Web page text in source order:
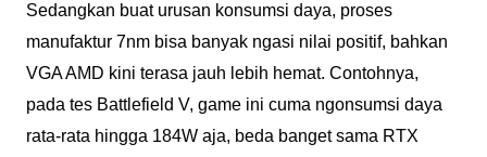
Sedangkan buat urusan konsumsi daya, proses
manufaktur 7nm bisa banyak ngasi nilai positif, bahkan
VGA AMD kini terasa jauh lebih hemat. Contohnya,
pada tes Battlefield V, game ini cuma ngonsumsi daya
rata-rata hingga 184W aja, beda banget sama RTX